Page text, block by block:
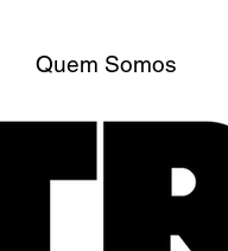
Quem Somos